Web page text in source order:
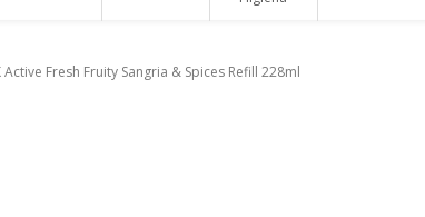
Active Fresh Fruity Sangria & Spices Refill 228ml